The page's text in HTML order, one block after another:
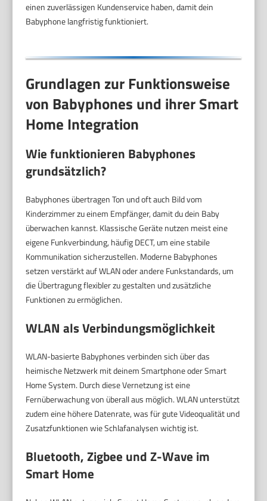
einen zuverlässigen Kundenservice haben, damit dein
Babyphone langfristig funktioniert.
Grundlagen zur Funktionsweise
von Babyphones und ihrer Smart
Home Integration
Wie funktionieren Babyphones
grundsätzlich?
Babyphones übertragen Ton und oft auch Bild vom
Kinderzimmer zu einem Empfänger, damit du dein Baby
überwachen kannst. Klassische Geräte nutzen meist eine
eigene Funkverbindung, häufig DECT, um eine stabile
Kommunikation sicherzustellen. Moderne Babyphones
setzen verstärkt auf WLAN oder andere Funkstandards, um
die Übertragung flexibler zu gestalten und zusätzliche
Funktionen zu ermöglichen.
WLAN als Verbindungsmöglichkeit
WLAN-basierte Babyphones verbinden sich über das
heimische Netzwerk mit deinem Smartphone oder Smart
Home System. Durch diese Vernetzung ist eine
Fernüberwachung von überall aus möglich. WLAN unterstützt
zudem eine höhere Datenrate, was für gute Videoqualität und
Zusatzfunktionen wie Schlafanalysen wichtig ist.
Bluetooth, Zigbee und Z-Wave im
Smart Home